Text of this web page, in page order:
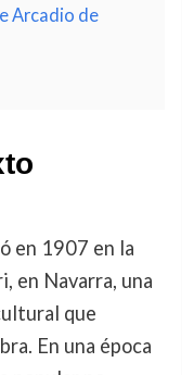
Arcadio de
en 1907 en la
en Navarra, una
que
En una época